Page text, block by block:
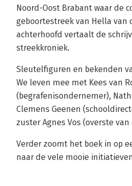
Noord-Oost Brabant waar de
geboortestreek van Hella van
achterhoofd vertaalt de
streekkroniek.
Sleutelfiguren en bekenden
We leven mee met Kees van
(begrafenisondernemer),
Clemens Geenen
zuster Agnes Vos (overste
Verder zoomt het boek in op
naar de vele mooie